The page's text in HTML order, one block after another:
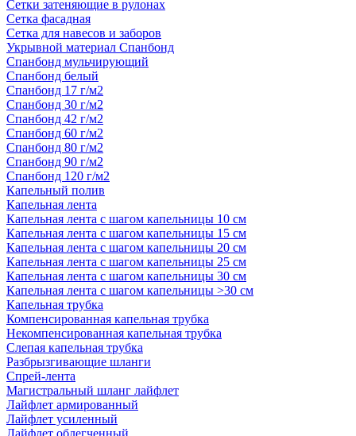
Сетки затеняющие в рулонах
Сетка фасадная
Сетка для навесов и заборов
Укрывной материал Спанбонд
Спанбонд мульчирующий
Спанбонд белый
Спанбонд 17 г/м2
Спанбонд 30 г/м2
Спанбонд 42 г/м2
Спанбонд 60 г/м2
Спанбонд 80 г/м2
Спанбонд 90 г/м2
Спанбонд 120 г/м2
Капельный полив
Капельная лента
Капельная лента с шагом капельницы 10 см
Капельная лента с шагом капельницы 15 см
Капельная лента с шагом капельницы 20 см
Капельная лента с шагом капельницы 25 см
Капельная лента с шагом капельницы 30 см
Капельная лента с шагом капельницы >30 см
Капельная трубка
Компенсированная капельная трубка
Некомпенсированная капельная трубка
Слепая капельная трубка
Разбрызгивающие шланги
Спрей-лента
Магистральный шланг лайфлет
Лайфлет армированный
Лайфлет усиленный
Лайфлет облегченный